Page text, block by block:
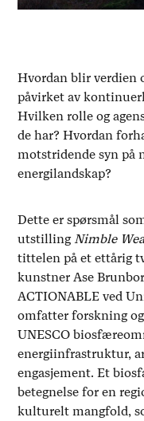
Hvordan blir verdien
påvirket av
Hvilken rolle og
de har? Hvordan
motstridende syn på
energilandskap?
Dette er spørsmål
utstillingNimble
tittelen på et ettårig
kunstner Ase
ACTIONABLE ved
omfatter forskning
UNESCO
energiinfrastruktur,
engasjement. Et
betegnelse for en
kulturelt mangfold,